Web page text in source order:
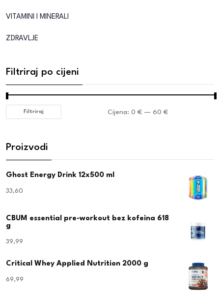
VITAMINI I MINERALI
ZDRAVLJE
Filtriraj po cijeni
Filtriraj Cijena: 0 € — 60 €
Proizvodi
Ghost Energy Drink 12x500 ml
33,60
CBUM essential pre-workout bez kofeina 618
g
39,99
Critical Whey Applied Nutrition 2000 g
69,99